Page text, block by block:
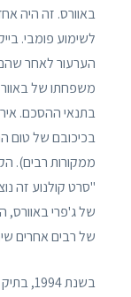
באוורס. זה היה
לשימוע פומבי.
משפחתו של
בתנאי ההסכם.
בכיכובם של טום
ממקורות רבים).
"סרט קולנוע זה
של ג'פרי
של רבים אחרים
בשנת